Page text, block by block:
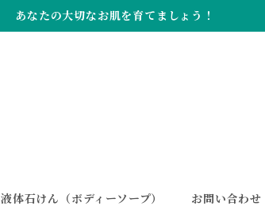
あなたの大切なお肌を育てましょう！
液体石けん（ボディーソープ） お問い合わせ